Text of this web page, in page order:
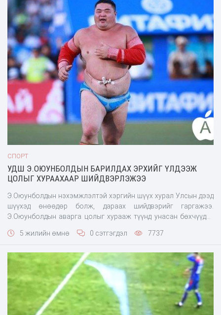
Монголын оюутны спортын холбооны ерөнхийлөгч
Д.Баясгалан, МҮОХ-ны дэд ерөнхийлөгч Ч.Наранбаатар,
Монголын оюутны спортын холбооны ерөнхий нарийн
бичгийн дарга Д.Жаргалсайхан тэргүүтэй албаны хүмүүс
оролцов. Мөн тэмцээний нээлтийн үеэр МУГТ
Д.Жаргалсайхан өөрийн зохиосон "ОЮУТНЫ СПОРТ-
УНИВЕРСИАД" хэмээх дуугаа дуулсан юм.
СПОРТ
УДШ Э.ОЮУНБОЛДЫН БАРИЛДАХ ЭРХИЙГ ҮЛДЭЭЖ
ЦОЛЫГ ХУРААХААР ШИЙДВЭРЛЭЖЭЭ
Э.Оюунболдын нэхэмжлэлтэй хэргийн шүүх хурал Улсын дээд
шүүхэд өнөөдөр болж, дараах шийдвэрийг гаргажээ.
Э.Оюунболдын аварга цолыг хурааж түүнд унасан бөхчүүдэд
Мөн Э.Оюунболдын барилдах эрхийг хоёр жилээс хасах
сануулахад, Захиргааны хэргийн давж заалдах шатны шүүхээс
Э.Оюунболдын барилдаж давсан даваа бүрийг хүчингүйд
тооцох, Э.Оюунболдод өвдөг шороодсон бөхчүүдийн давааг
ахиулж, цол, чимгийг олгуулах, Э.Оюунболдод олгосон
Монгол Улсын аварга цолыг хураах саналыг хэвээр үлдээж,
хоёр дахь заалт болох “түүний барилдах эрхийг 2 жилийн
5 жилийн өмнө 0 сэтгэгдэл 7737